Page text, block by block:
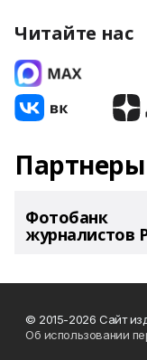
Читайте нас
Партнеры
Фотобанк
журналистов
© 2015-2026 Сайт
Об использовании